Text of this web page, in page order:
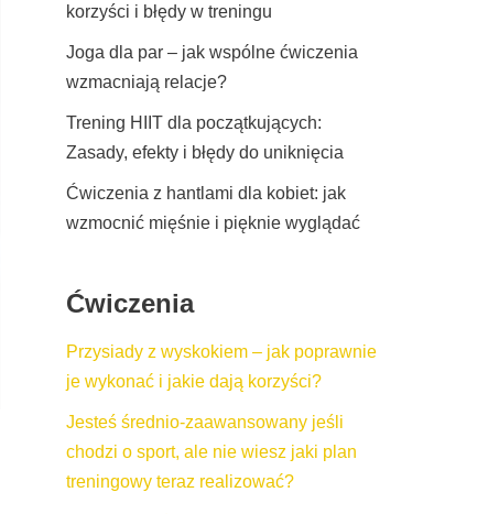
korzyści i błędy w treningu
Joga dla par – jak wspólne ćwiczenia
wzmacniają relacje?
Trening HIIT dla początkujących:
Zasady, efekty i błędy do uniknięcia
Ćwiczenia z hantlami dla kobiet: jak
wzmocnić mięśnie i pięknie wyglądać
Ćwiczenia
Przysiady z wyskokiem – jak poprawnie
je wykonać i jakie dają korzyści?
Jesteś średnio-zaawansowany jeśli
chodzi o sport, ale nie wiesz jaki plan
treningowy teraz realizować?